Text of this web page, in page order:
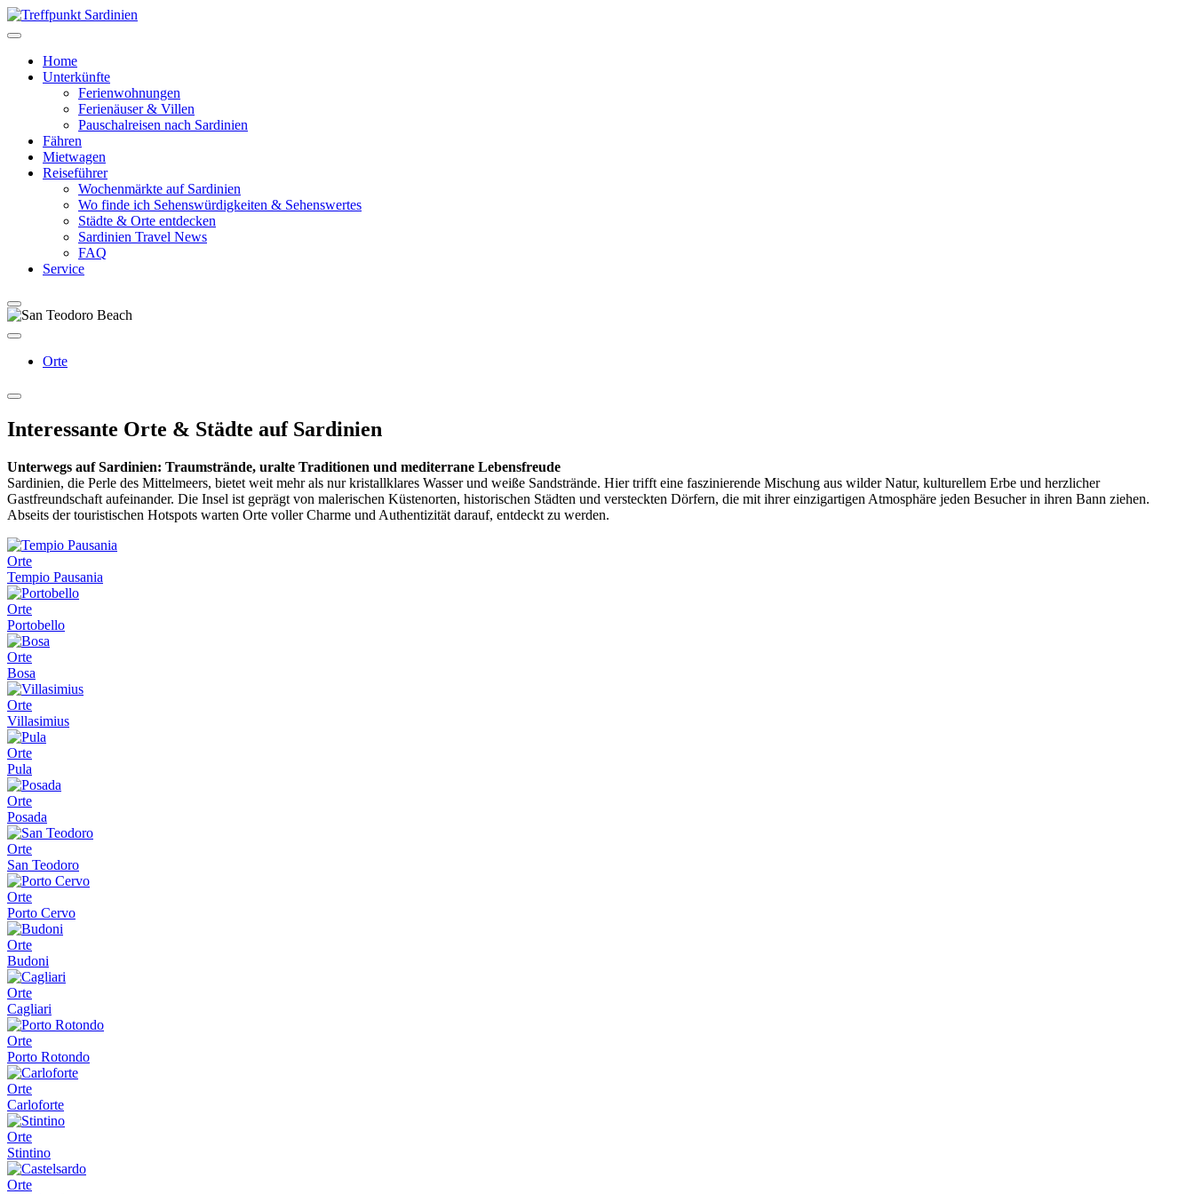
Home
Unterkünfte
Ferienwohnungen
Ferienäuser & Villen
Pauschalreisen nach Sardinien
Fähren
Mietwagen
Reiseführer
Wochenmärkte auf Sardinien
Wo finde ich Sehenswürdigkeiten & Sehenswertes
Städte & Orte entdecken
Sardinien Travel News
FAQ
Service
Orte
Interessante Orte & Städte auf Sardinien
Unterwegs auf Sardinien: Traumstrände, uralte Traditionen und mediterrane Lebensfreude
Sardinien, die Perle des Mittelmeers, bietet weit mehr als nur kristallklares Wasser und weiße Sandstrände. Hier trifft eine faszinierende Mischung aus wilder Natur, kulturellem Erbe und herzlicher
Gastfreundschaft aufeinander. Die Insel ist geprägt von malerischen Küstenorten, historischen Städten und versteckten Dörfern, die mit ihrer einzigartigen Atmosphäre jeden Besucher in ihren Bann ziehen.
Abseits der touristischen Hotspots warten Orte voller Charme und Authentizität darauf, entdeckt zu werden.
Orte
Tempio Pausania
Orte
Portobello
Orte
Bosa
Orte
Villasimius
Orte
Pula
Orte
Posada
Orte
San Teodoro
Orte
Porto Cervo
Orte
Budoni
Orte
Cagliari
Orte
Porto Rotondo
Orte
Carloforte
Orte
Stintino
Orte